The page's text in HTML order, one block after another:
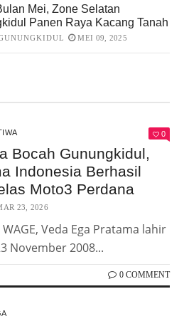
Mei, Zone Selatan
Panen Raya Kacang Tanah
MEI 09, 2025
0
Bocah Gunungkidul,
Indonesia Berhasil
Moto3 Perdana
23, 2026
Veda Ega Pratama lahir
November 2008...
0 COMMENT